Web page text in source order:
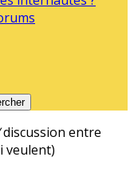
discussion entre
veulent)